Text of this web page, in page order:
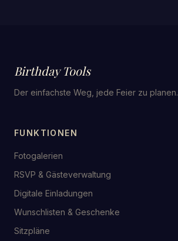
Birthday Tools
Der einfachste Weg, jede Feier zu planen.
FUNKTIONEN
Fotogalerien
RSVP & Gästeverwaltung
Digitale Einladungen
Wunschlisten & Geschenke
Sitzpläne